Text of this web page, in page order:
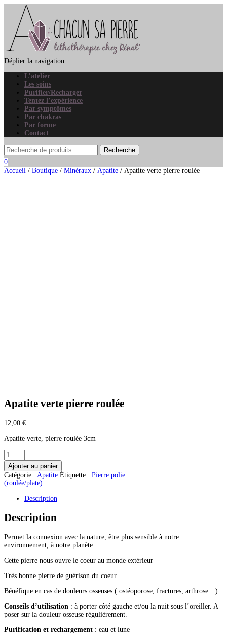
Déplier la navigation
L’atelier
Les soins
Purifier/Recharger
Tentez l’expérience
Par symptômes
Par chakras
Par forme
Contact
0
Accueil / Boutique / Minéraux / Apatite / Apatite verte pierre roulée
Apatite verte pierre roulée
12,00 €
Apatite verte, pierre roulée 3cm
quantité
de
Apatite
verte
pierre
Ajouter au panier
Catégorie : Apatite Étiquette : Pierre polie
(roulée/plate)
Description
Description
Permet la connexion avec la nature, être plus sensible à notre
environnement, à notre planète
Cette pierre nous ouvre le coeur au monde extérieur
Très bonne pierre de guérison du coeur
Bénéfique en cas de douleurs osseuses ( ostéoporose, fractures, arthrose…)
Conseils d’utilisation : à porter côté gauche et/ou la nuit sous l’oreiller. A
poser sur la douleur osseuse régulièrement.
Purification et rechargement : eau et lune